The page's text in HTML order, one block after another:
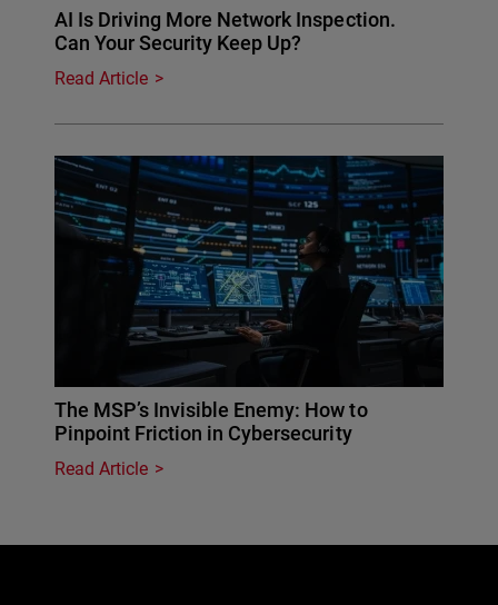
AI Is Driving More Network Inspection.
Can Your Security Keep Up?
Read Article
The MSP’s Invisible Enemy: How to
Pinpoint Friction in Cybersecurity
Read Article